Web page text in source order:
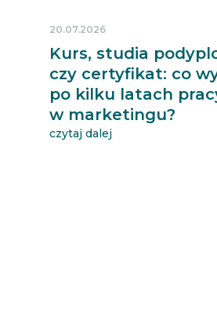
Kurs, studia
czy certyfikat: co
po kilku latach
w marketingu?
20.07.2026
czytaj dalej